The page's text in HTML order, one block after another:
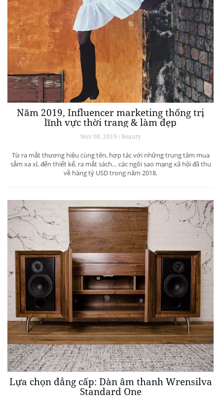
Năm 2019, Influencer marketing thống trị
lĩnh vực thời trang & làm đẹp
Nov 08, 2019 / Beauty
Từ ra mắt thương hiệu cùng tên, hợp tác với những trung tâm mua
sắm xa xỉ, đến thiết kế, ra mắt sách… các ngôi sao mạng xã hội đã thu
về hàng tỷ USD trong năm 2018.
Lựa chọn đẳng cấp: Dàn âm thanh Wrensilva
Standard One